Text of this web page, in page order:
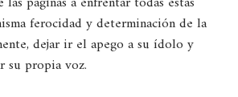
ferocidad y determinación de la
dejar ir el apego a su ídolo y
su propia voz.